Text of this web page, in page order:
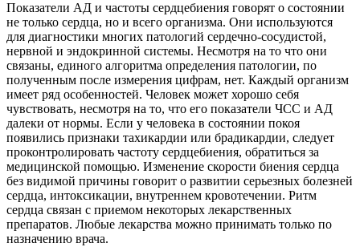
Показатели АД и частоты сердцебиения говорят о состоянии
не только сердца, но и всего организма. Они используются
для диагностики многих патологий сердечно-сосудистой,
нервной и эндокринной системы. Несмотря на то что они
связаны, единого алгоритма определения патологии, по
полученным после измерения цифрам, нет. Каждый организм
имеет ряд особенностей. Человек может хорошо себя
чувствовать, несмотря на то, что его показатели ЧСС и АД
далеки от нормы. Если у человека в состоянии покоя
появились признаки тахикардии или брадикардии, следует
проконтролировать частоту сердцебиения, обратиться за
медицинской помощью. Изменение скорости биения сердца
без видимой причины говорит о развитии серьезных болезней
сердца, интоксикации, внутреннем кровотечении. Ритм
сердца связан с приемом некоторых лекарственных
препаратов. Любые лекарства можно принимать только по
назначению врача.